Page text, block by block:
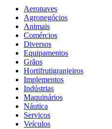
Aeronaves
Agronegócios
Animais
Comércios
Diversos
Equipamentos
Grãos
Hortifrutigranjeiros
Implementos
Indústrias
Maquinários
Náutica
Serviços
Veículos